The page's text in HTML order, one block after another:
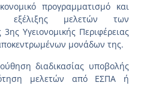
προγραμματισμό και
εξέλιξης μελετών των
Υγειονομικής Περιφέρειας
μονάδων της.
διαδικασίας υποβολής
μελετών από ΕΣΠΑ ή